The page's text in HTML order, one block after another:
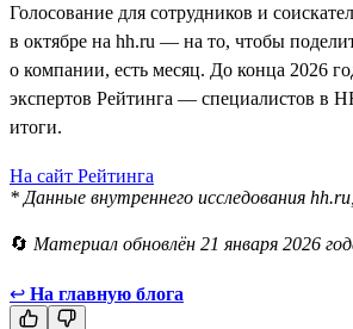
Голосование для сотрудников и
в октябре на hh.ru — на то, чтобы
о компании, есть месяц. До конца 2026
экспертов Рейтинга — специалистов в
итоги.
На сайт Рейтинга
* Данные внутреннего исследования
🔄 Материал обновлён 21 января 2026
↩ На главную блога